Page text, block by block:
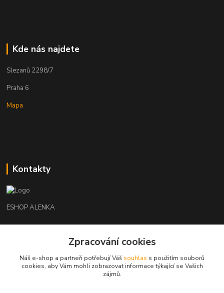
Kde nás najdete
Slezanů 2298/7
Praha 6
Mapa
Kontakty
ESHOP ALENKA
+420602541312
orechovka@inmes.cz
Zpracování cookies
Náš e-shop a partneři potřebují Váš souhlas s použitím souborů
cookies, aby Vám mohli zobrazovat informace týkající se Vašich
zájmů.